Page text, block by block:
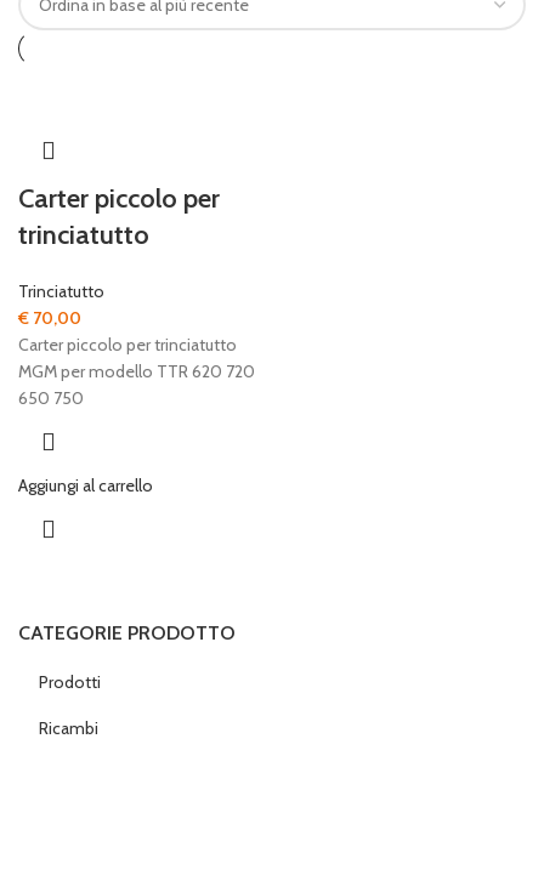
CATEGORIE PRODOTTO
Prodotti
Ricambi
Carter piccolo per
trinciatutto
Trinciatutto
€ 70,00
Carter piccolo per trinciatutto
MGM per modello TTR 620 720
650 750
Aggiungi al carrello